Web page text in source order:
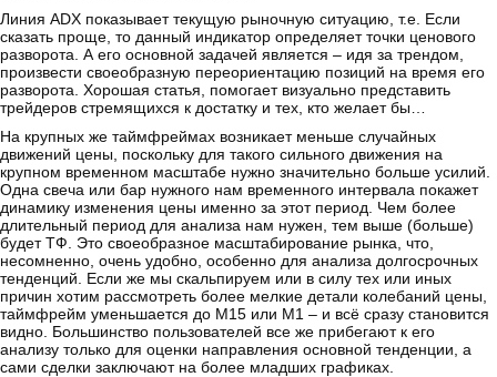
Линия ADX показывает текущую рыночную ситуацию, т.е. Если
сказать проще, то данный индикатор определяет точки ценового
разворота. А его основной задачей является – идя за трендом,
произвести своеобразную переориентацию позиций на время его
разворота. Хорошая статья, помогает визуально представить
трейдеров стремящихся к достатку и тех, кто желает бы…
На крупных же таймфреймах возникает меньше случайных
движений цены, поскольку для такого сильного движения на
крупном временном масштабе нужно значительно больше усилий.
Одна свеча или бар нужного нам временного интервала покажет
динамику изменения цены именно за этот период. Чем более
длительный период для анализа нам нужен, тем выше (больше)
будет ТФ. Это своеобразное масштабирование рынка, что,
несомненно, очень удобно, особенно для анализа долгосрочных
тенденций. Если же мы скальпируем или в силу тех или иных
причин хотим рассмотреть более мелкие детали колебаний цены,
таймфрейм уменьшается до М15 или М1 – и всё сразу становится
видно. Большинство пользователей все же прибегают к его
анализу только для оценки направления основной тенденции, а
сами сделки заключают на более младших графиках.